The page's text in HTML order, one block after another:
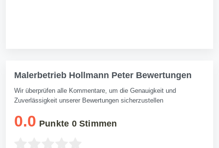
Malerbetrieb Hollmann Peter Bewertungen
Wir überprüfen alle Kommentare, um die Genauigkeit und
Zuverlässigkeit unserer Bewertungen sicherzustellen
0.0 Punkte 0Stimmen